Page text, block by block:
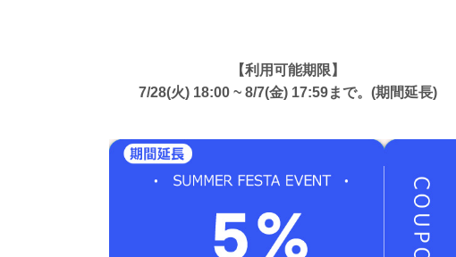
【利用可能期限】
7/28(火) 18:00 ~ 8/7(金) 17:59まで。(期間延長)